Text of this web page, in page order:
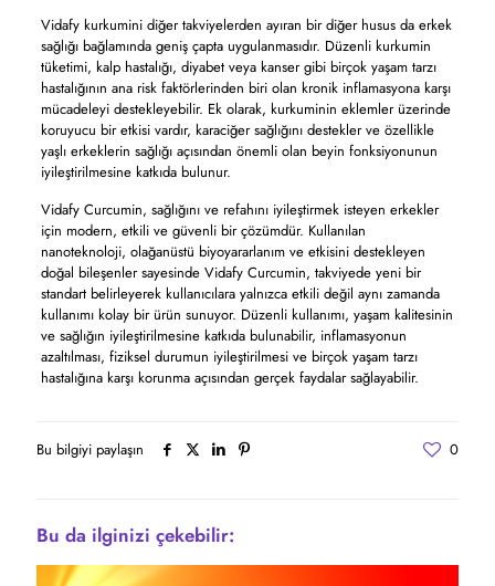
Vidafy kurkumini diğer takviyelerden ayıran bir diğer husus da erkek
sağlığı bağlamında geniş çapta uygulanmasıdır. Düzenli kurkumin
tüketimi, kalp hastalığı, diyabet veya kanser gibi birçok yaşam tarzı
hastalığının ana risk faktörlerinden biri olan kronik inflamasyona karşı
mücadeleyi destekleyebilir. Ek olarak, kurkuminin eklemler üzerinde
koruyucu bir etkisi vardır, karaciğer sağlığını destekler ve özellikle
yaşlı erkeklerin sağlığı açısından önemli olan beyin fonksiyonunun
iyileştirilmesine katkıda bulunur.
Vidafy Curcumin, sağlığını ve refahını iyileştirmek isteyen erkekler
için modern, etkili ve güvenli bir çözümdür. Kullanılan
nanoteknoloji, olağanüstü biyoyararlanım ve etkisini destekleyen
doğal bileşenler sayesinde Vidafy Curcumin, takviyede yeni bir
standart belirleyerek kullanıcılara yalnızca etkili değil aynı zamanda
kullanımı kolay bir ürün sunuyor. Düzenli kullanımı, yaşam kalitesinin
ve sağlığın iyileştirilmesine katkıda bulunabilir, inflamasyonun
azaltılması, fiziksel durumun iyileştirilmesi ve birçok yaşam tarzı
hastalığına karşı korunma açısından gerçek faydalar sağlayabilir.
Bu bilgiyi paylaşın 0
Bu da ilginizi çekebilir: